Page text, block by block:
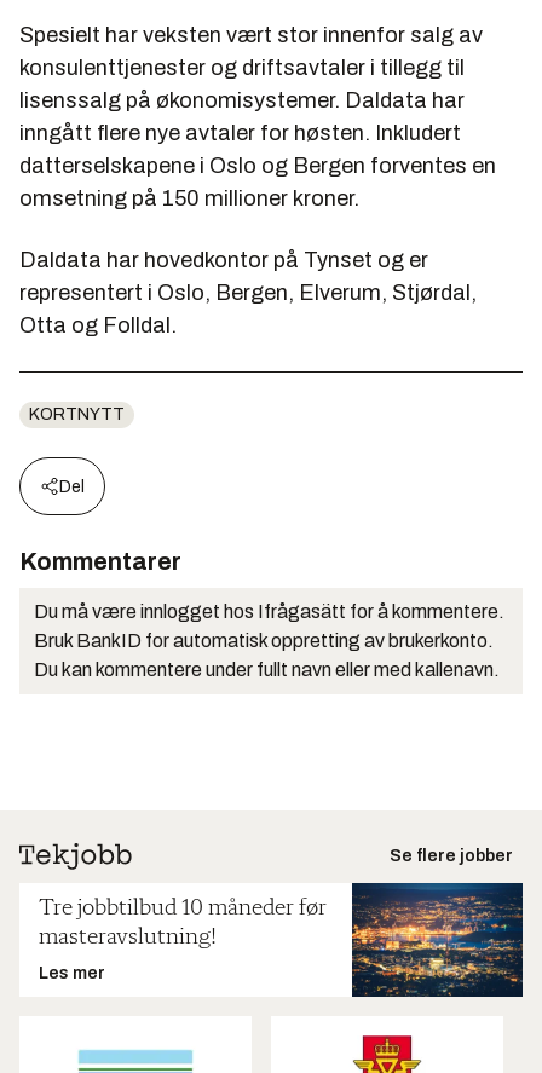
Spesielt har veksten vært stor innenfor salg av
konsulenttjenester og driftsavtaler i tillegg til
lisenssalg på økonomisystemer. Daldata har
inngått flere nye avtaler for høsten. Inkludert
datterselskapene i Oslo og Bergen forventes en
omsetning på 150 millioner kroner.
Daldata har hovedkontor på Tynset og er
representert i Oslo, Bergen, Elverum, Stjørdal,
Otta og Folldal.
KORTNYTT
Del
Kommentarer
Du må være innlogget hos Ifrågasätt for å kommentere.
Bruk BankID for automatisk oppretting av brukerkonto.
Du kan kommentere under fullt navn eller med kallenavn.
Se flere jobber
Tre jobbtilbud 10 måneder før
masteravslutning!
Les mer